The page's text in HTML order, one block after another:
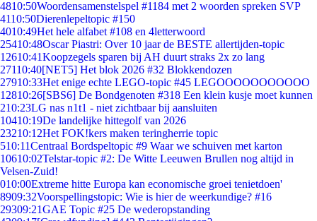
4810:50Woordensamenstelspel #1184 met 2 woorden spreken SVP
4110:50Dierenlepeltopic #150
4010:49Het hele alfabet #108 en 4letterwoord
25410:48Oscar Piastri: Over 10 jaar de BESTE allertijden-topic
12610:41Koopzegels sparen bij AH duurt straks 2x zo lang
27110:40[NET5] Het blok 2026 #32 Blokkendozen
27910:33Het enige echte LEGO-topic #45 LEGOOOOOOOOOOO
12810:26[SBS6] De Bondgenoten #318 Een klein kusje moet kunnen
210:23LG nas n1t1 - niet zichtbaar bij aansluiten
10410:19De landelijke hittegolf van 2026
23210:12Het FOK!kers maken teringherrie topic
510:11Centraal Bordspeltopic #9 Waar we schuiven met karton
10610:02Telstar-topic #2: De Witte Leeuwen Brullen nog altijd in
Velsen-Zuid!
010:00Extreme hitte Europa kan economische groei tenietdoen'
8909:32Voorspellingstopic: Wie is hier de weerkundige? #16
29309:21GAE Topic #25 De wederopstanding